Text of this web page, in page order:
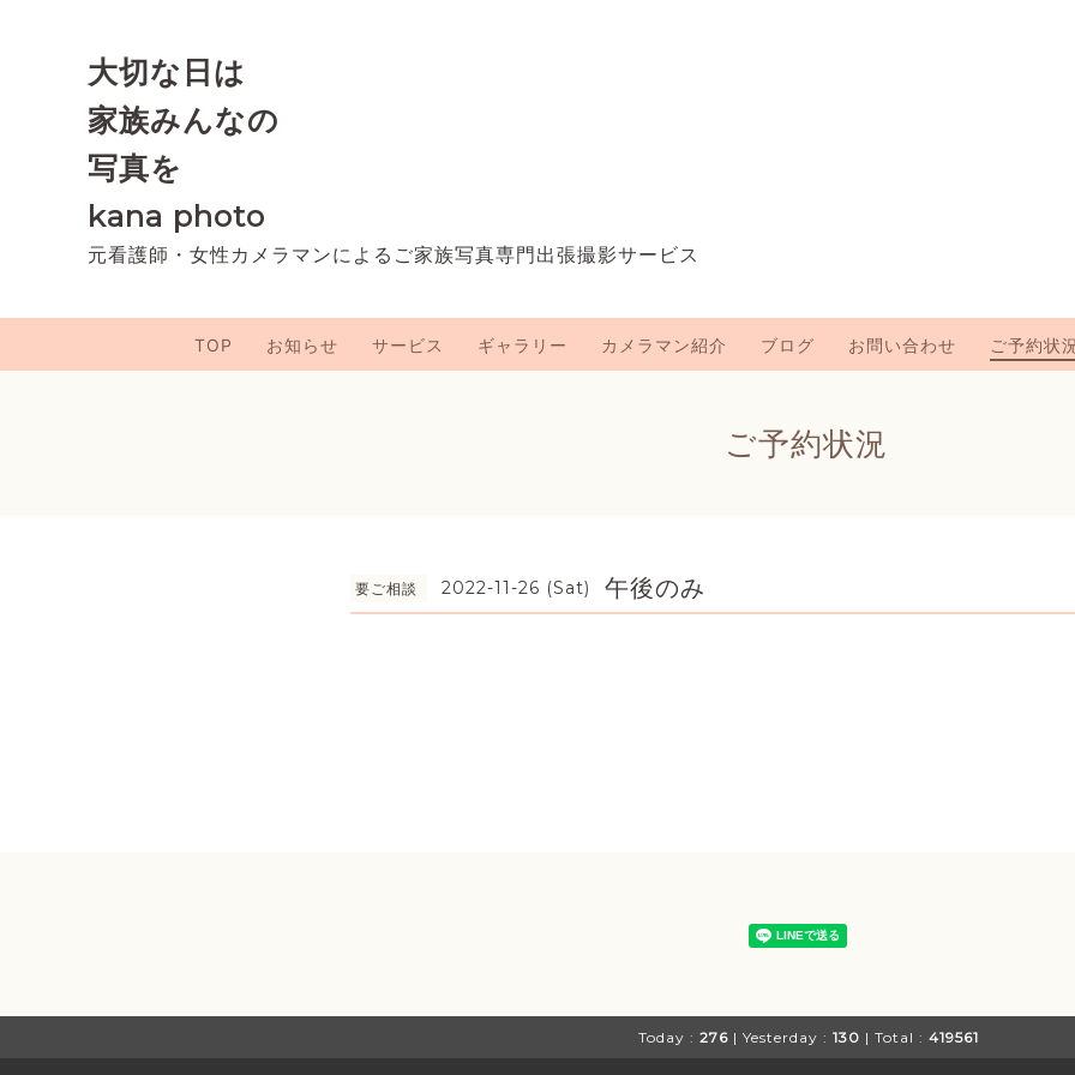
大切な日は
家族みんなの
写真を
kana photo
元看護師・女性カメラマンによるご家族写真専門出張撮影サービス
TOP お知らせ サービス ギャラリー カメラマン紹介 ブログ お問い合わせ ご予約状況
ご予約状況
要ご相談 2022-11-26 (Sat) 午後のみ
Today : 276 | Yesterday : 130 | Total : 419561